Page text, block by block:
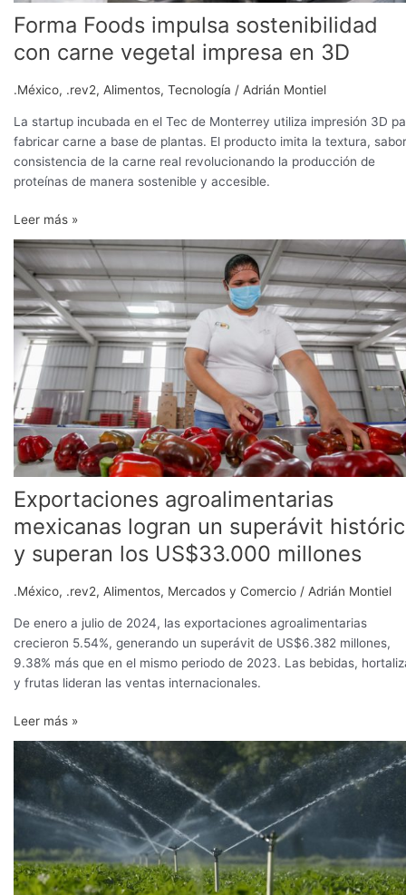
Forma Foods impulsa sostenibilidad
con carne vegetal impresa en 3D
.México, .rev2, Alimentos, Tecnología / Adrián Montiel
La startup incubada en el Tec de Monterrey utiliza impresión 3D
fabricar carne a base de plantas. El producto imita la textura,
consistencia de la carne real revolucionando la producción de
proteínas de manera sostenible y accesible.
Leer más »
Exportaciones agroalimentarias
mexicanas logran un superávit
y superan los US$33.000 millones
.México, .rev2, Alimentos, Mercados y Comercio / Adrián Montiel
De enero a julio de 2024, las exportaciones agroalimentarias
crecieron 5.54%, generando un superávit de US$6.382 millones,
9.38% más que en el mismo periodo de 2023. Las bebidas,
y frutas lideran las ventas internacionales.
Exportaciones
agroalimentarias
mexicanas
logran
un
superávit
histórico
y
superan
los
US$33.000
millones
Leer más »
Investigadores
desarrollan
dispositivo
de
riego
para